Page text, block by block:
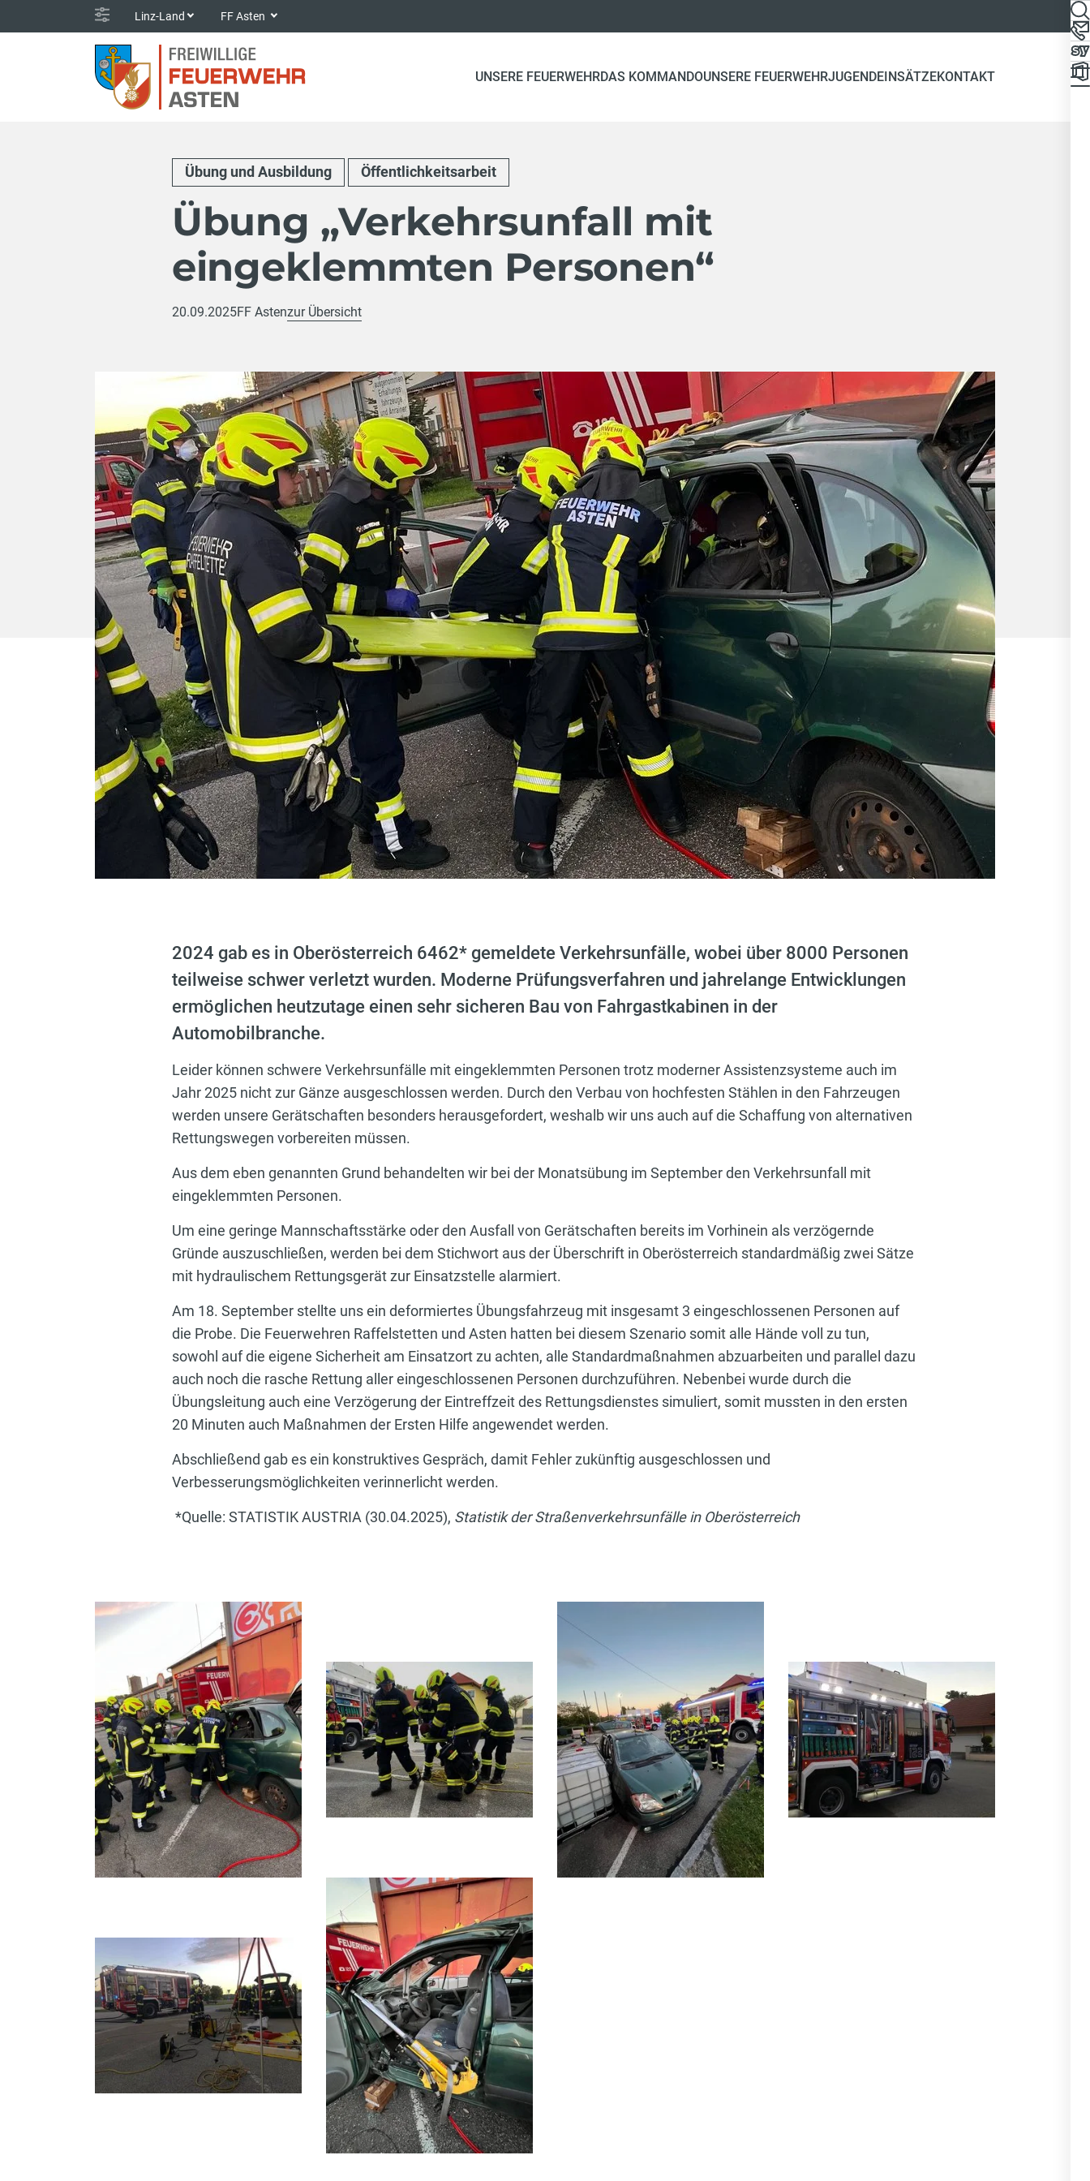
Linz-Land FF Asten
UNSERE FEUERWEHRDAS KOMMANDOUNSERE FEUERWEHRJUGENDEINSÄTZEKONTAKT
Übung und Ausbildung Öffentlichkeitsarbeit
Übung „Verkehrsunfall mit
eingeklemmten Personen“
20.09.2025FF Astenzur Übersicht
2024 gab es in Oberösterreich 6462* gemeldete Verkehrsunfälle, wobei über 8000 Personen
teilweise schwer verletzt wurden. Moderne Prüfungsverfahren und jahrelange Entwicklungen
ermöglichen heutzutage einen sehr sicheren Bau von Fahrgastkabinen in der
Automobilbranche.
Leider können schwere Verkehrsunfälle mit eingeklemmten Personen trotz moderner Assistenzsysteme auch im
Jahr 2025 nicht zur Gänze ausgeschlossen werden. Durch den Verbau von hochfesten Stählen in den Fahrzeugen
werden unsere Gerätschaften besonders herausgefordert, weshalb wir uns auch auf die Schaffung von alternativen
Rettungswegen vorbereiten müssen.
Aus dem eben genannten Grund behandelten wir bei der Monatsübung im September den Verkehrsunfall mit
eingeklemmten Personen.
Um eine geringe Mannschaftsstärke oder den Ausfall von Gerätschaften bereits im Vorhinein als verzögernde
Gründe auszuschließen, werden bei dem Stichwort aus der Überschrift in Oberösterreich standardmäßig zwei Sätze
mit hydraulischem Rettungsgerät zur Einsatzstelle alarmiert.
Am 18. September stellte uns ein deformiertes Übungsfahrzeug mit insgesamt 3 eingeschlossenen Personen auf
die Probe. Die Feuerwehren Raffelstetten und Asten hatten bei diesem Szenario somit alle Hände voll zu tun,
sowohl auf die eigene Sicherheit am Einsatzort zu achten, alle Standardmaßnahmen abzuarbeiten und parallel dazu
auch noch die rasche Rettung aller eingeschlossenen Personen durchzuführen. Nebenbei wurde durch die
Übungsleitung auch eine Verzögerung der Eintreffzeit des Rettungsdienstes simuliert, somit mussten in den ersten
20 Minuten auch Maßnahmen der Ersten Hilfe angewendet werden.
Abschließend gab es ein konstruktives Gespräch, damit Fehler zukünftig ausgeschlossen und
Verbesserungsmöglichkeiten verinnerlicht werden.
*Quelle: STATISTIK AUSTRIA (30.04.2025), Statistik der Straßenverkehrsunfälle in Oberösterreich